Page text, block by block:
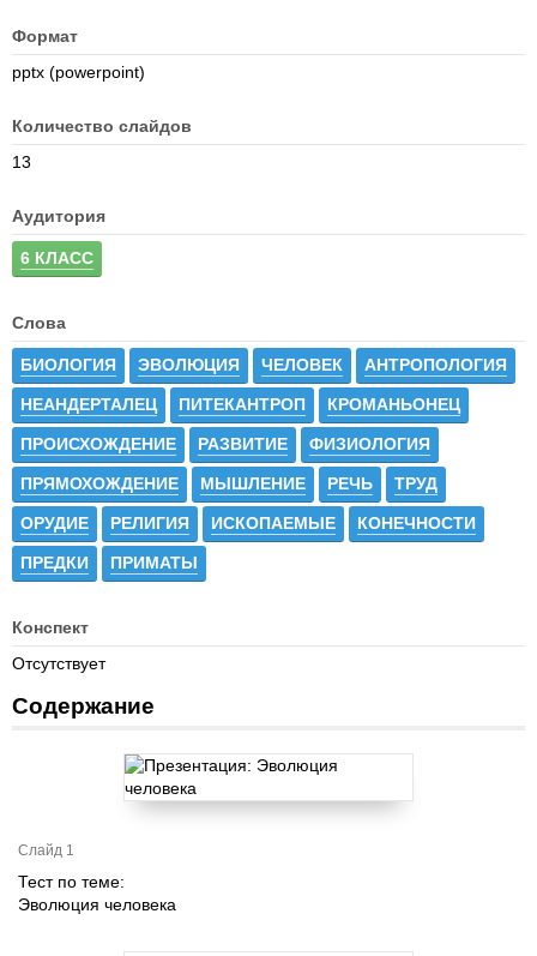
Формат
pptx (powerpoint)
Количество слайдов
13
Аудитория
6 КЛАСС
Слова
БИОЛОГИЯ ЭВОЛЮЦИЯ ЧЕЛОВЕК АНТРОПОЛОГИЯ
НЕАНДЕРТАЛЕЦ ПИТЕКАНТРОП КРОМАНЬОНЕЦ
ПРОИСХОЖДЕНИЕ РАЗВИТИЕ ФИЗИОЛОГИЯ
ПРЯМОХОЖДЕНИЕ МЫШЛЕНИЕ РЕЧЬ ТРУД
ОРУДИЕ РЕЛИГИЯ ИСКОПАЕМЫЕ КОНЕЧНОСТИ
ПРЕДКИ ПРИМАТЫ
Конспект
Отсутствует
Содержание
Слайд 1
Тест по теме:
Эволюция человека